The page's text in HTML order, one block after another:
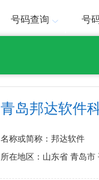
号码查询 号
青岛邦达软件
名称或简称：邦达软件
所在地区：山东省 青岛市